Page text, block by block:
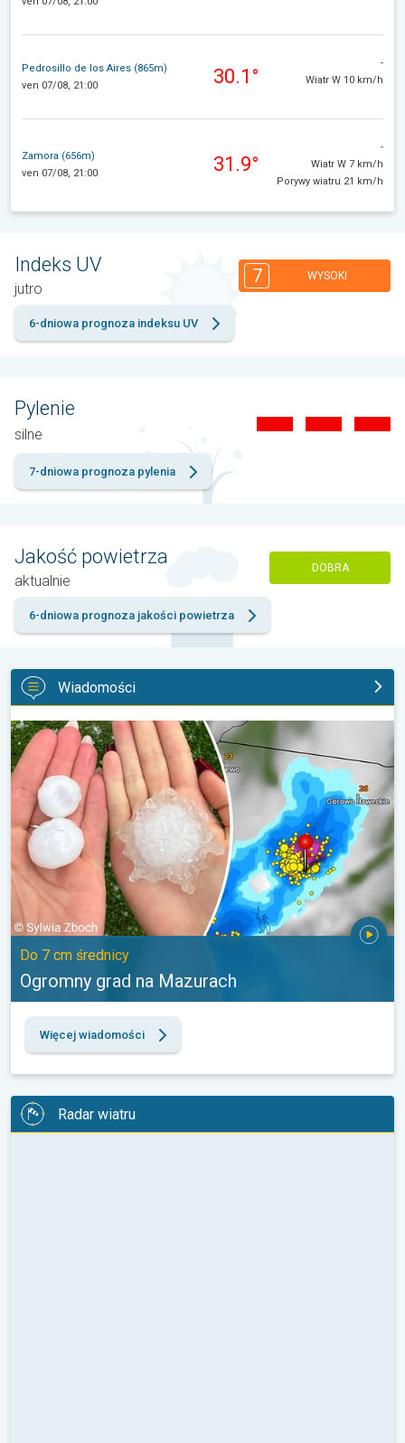
Pedrosillo de los Aires (865m)
ven 07/08, 21:00
30.1°
-
Wiatr W 10 km/h
Zamora (656m)
ven 07/08, 21:00
31.9°
-
Wiatr W 7 km/h
Porywy wiatru 21 km/h
Indeks UV
jutro
7 WYSOKI
6-dniowa prognoza indeksu UV
Pylenie
silne
7-dniowa prognoza pylenia
Jakość powietrza
aktualnie
DOBRA
6-dniowa prognoza jakości powietrza
Wiadomości
Ogromny grad na Mazurach. Do 7 cm średnicy. . .
Do 7 cm średnicy
Ogromny grad na Mazurach
Więcej wiadomości
Radar wiatru